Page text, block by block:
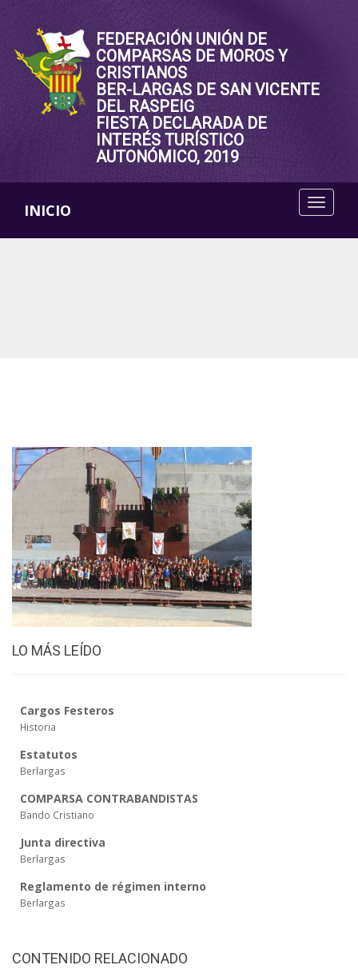
FEDERACIÓN UNIÓN DE
COMPARSAS DE MOROS Y
CRISTIANOS
BER-LARGAS DE SAN VICENTE
DEL RASPEIG
FIESTA DECLARADA DE
INTERÉS TURÍSTICO
AUTONÓMICO, 2019
INICIO
LO MÁS LEÍDO
Cargos Festeros
Historia
Estatutos
Berlargas
COMPARSA CONTRABANDISTAS
Bando Cristiano
Junta directiva
Berlargas
Reglamento de régimen interno
Berlargas
CONTENIDO RELACIONADO